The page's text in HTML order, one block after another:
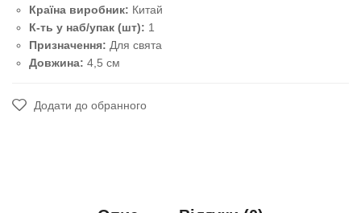
Країна виробник: Китай
К-ть у наб/упак (шт): 1
Призначення: Для свята
Довжина: 4,5 см
Додати до обранного